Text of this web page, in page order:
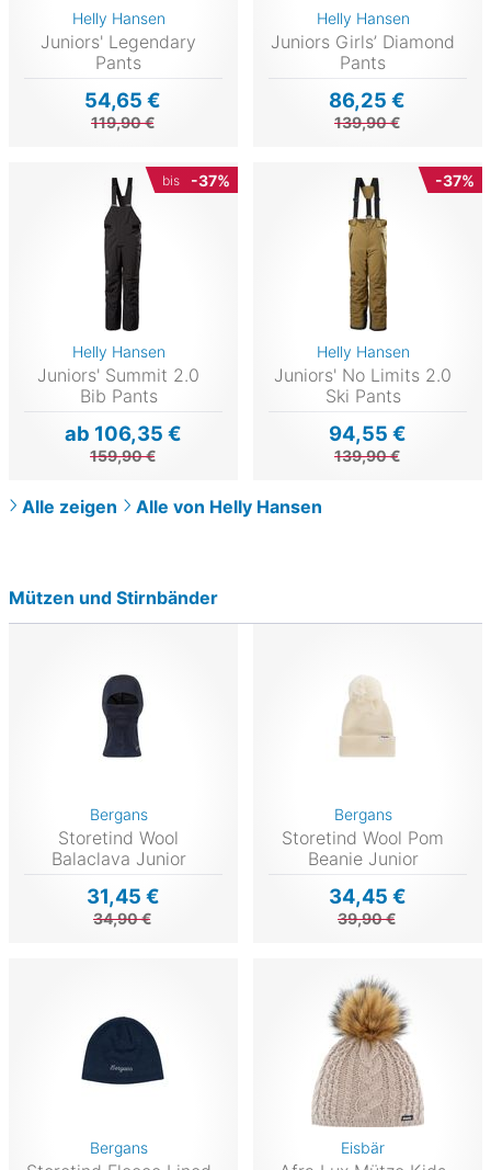
Helly Hansen
Juniors' Legendary
Pants
54,65 €
119,90 €
Helly Hansen
Juniors Girls’ Diamond
Pants
86,25 €
139,90 €
bis -37%
Helly Hansen
Juniors' Summit 2.0
Bib Pants
ab 106,35 €
159,90 €
-37%
Helly Hansen
Juniors' No Limits 2.0
Ski Pants
94,55 €
139,90 €
Alle zeigen Alle von Helly Hansen
Mützen und Stirnbänder
Bergans
Storetind Wool
Balaclava Junior
31,45 €
34,90 €
Bergans
Storetind Wool Pom
Beanie Junior
34,45 €
39,90 €
Bergans Eisbär